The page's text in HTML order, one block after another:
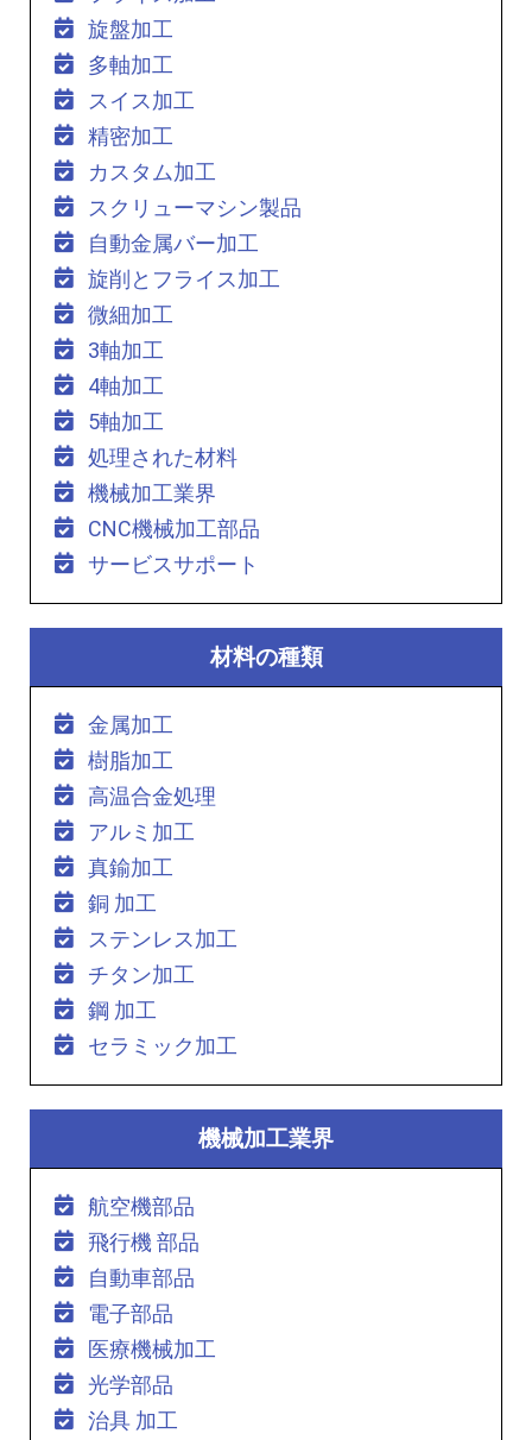
旋盤加工
多軸加工
スイス加工
精密加工
カスタム加工
スクリューマシン製品
自動金属バー加工
旋削とフライス加工
微細加工
3軸加工
4軸加工
5軸加工
処理された材料
機械加工業界
CNC機械加工部品
サービスサポート
材料の種類
金属加工
樹脂加工
高温合金処理
アルミ加工
真鍮加工
銅 加工
ステンレス加工
チタン加工
鋼 加工
セラミック加工
機械加工業界
航空機部品
飛行機 部品
自動車部品
電子部品
医療機械加工
光学部品
治具 加工